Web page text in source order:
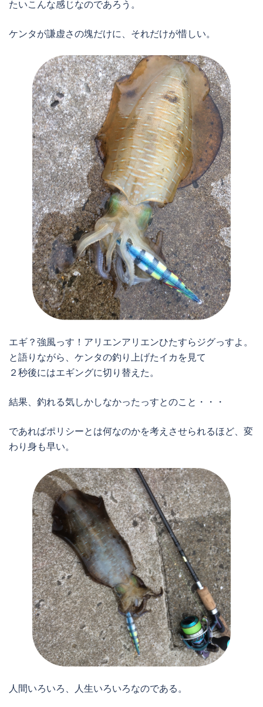
たいこんな感じなのであろう。
ケンタが謙虚さの塊だけに、それだけが惜しい。
エギ？強風っす！アリエンアリエンひたすらジグっすよ。
と語りながら、ケンタの釣り上げたイカを見て
２秒後にはエギングに切り替えた。
結果、釣れる気しかしなかったっすとのこと・・・
であればポリシーとは何なのかを考えさせられるほど、変
わり身も早い。
人間いろいろ、人生いろいろなのである。